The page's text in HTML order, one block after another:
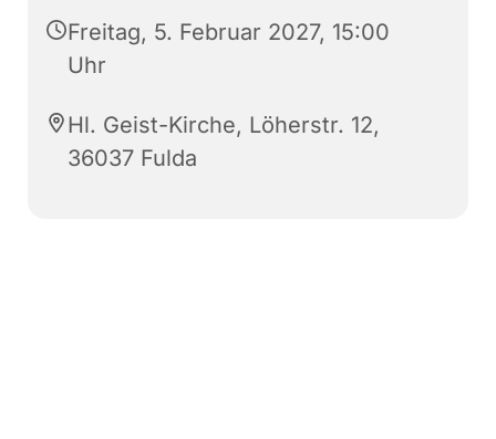
Freitag, 5. Februar 2027, 15:00
Uhr
Hl. Geist-Kirche, Löherstr. 12,
36037 Fulda